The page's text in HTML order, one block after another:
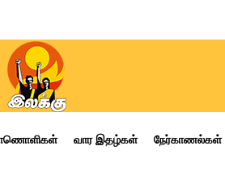
வார இதழ்கள் நேர்காணல்கள்